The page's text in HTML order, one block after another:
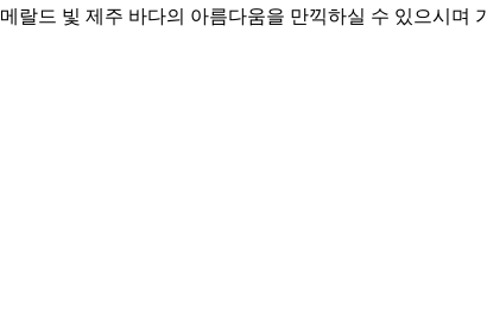
드 빛 제주 바다의 아름다움을 만끽하실 수 있으시며